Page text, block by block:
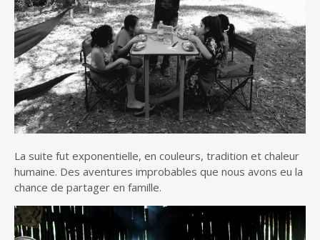
La suite fut exponentielle, en couleurs, tradition et chaleur
humaine. Des aventures improbables que nous avons eu la
chance de partager en famille.